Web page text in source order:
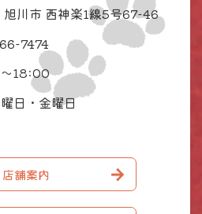
旭川市 西神楽1線5号67-46
7474
18:00
日・金曜日
店舗案内